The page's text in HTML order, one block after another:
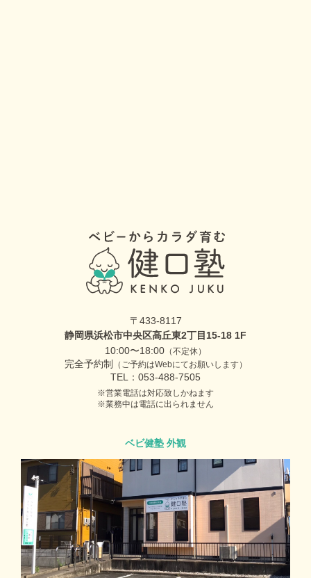
〒433-8117
静岡県浜松市中央区高丘東2丁目15-18 1F
10:00〜18:00 （不定休）
完全予約制 （ご予約はWebにてお願いします）
TEL：053-488-7505
営業電話は対応致しかねます
業務中は電話に出られません
ベビ健塾 外観